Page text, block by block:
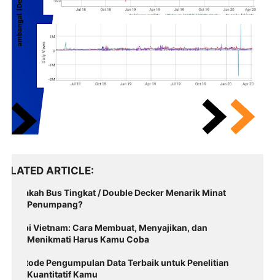
ARTICLE
Apakah Bus Tingkat / Double Decker Menarik Minat
Penumpang?
Kopi Vietnam: Cara Membuat, Menyajikan, dan
Menikmati Harus Kamu Coba
Metode Pengumpulan Data Terbaik untuk Penelitian
Kuantitatif Kamu